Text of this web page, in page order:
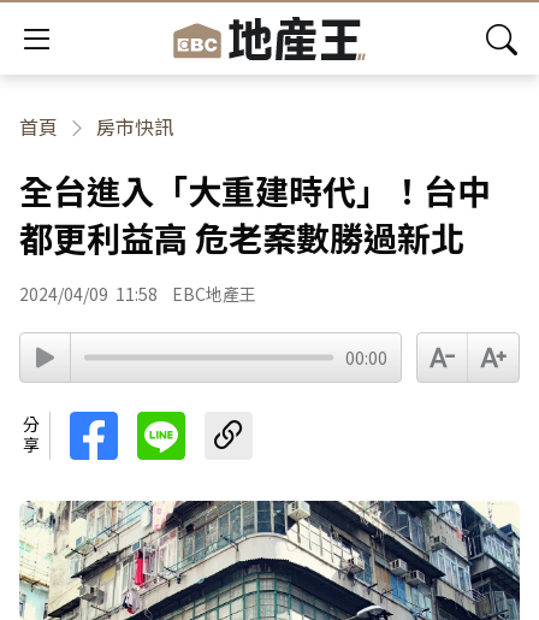
首頁 房市快訊
全台進入「大重建時代」！台中
都更利益高 危老案數勝過新北
2024/04/09 11:58 EBC地產王
00:00
分享